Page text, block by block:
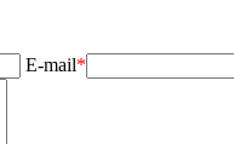
E-mail*